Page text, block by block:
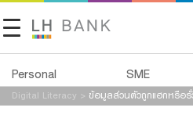
Personal SME
About Us
Digital Literacy > ข้อมูลส่วนตัวถูกแฮกหรือรั่